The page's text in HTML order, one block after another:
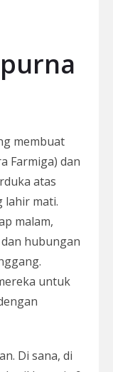
membuat
Farmiga) dan
atas
lahir mati.
malam,
hubungan
untuk
Di sana, di